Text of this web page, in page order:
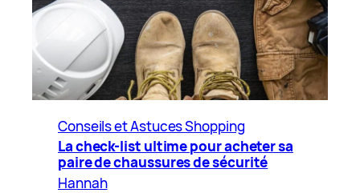
Conseils et Astuces Shopping
La check-list ultime pour acheter sa
paire de chaussures de sécurité
Hannah